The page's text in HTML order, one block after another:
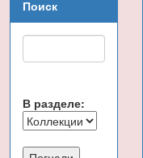
Поиск
В разделе: